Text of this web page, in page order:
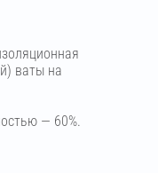
ваты на
— 60%.